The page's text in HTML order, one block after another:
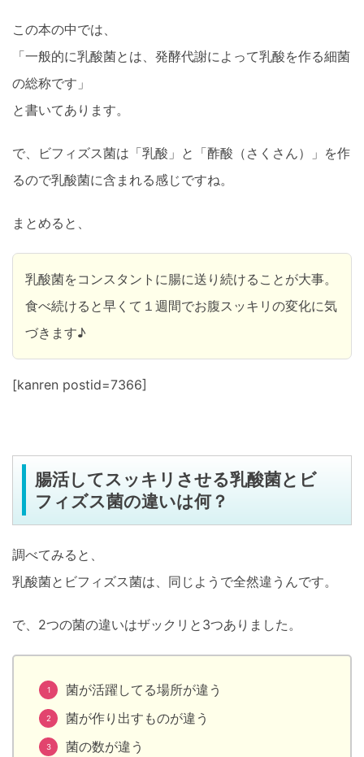
この本の中では、
「一般的に乳酸菌とは、発酵代謝によって乳酸を作る細菌
の総称です」
と書いてあります。
で、ビフィズス菌は「乳酸」と「酢酸（さくさん）」を作
るので乳酸菌に含まれる感じですね。
まとめると、
乳酸菌をコンスタントに腸に送り続けることが大事。
食べ続けると早くて１週間でお腹スッキリの変化に気
づきます♪
[kanren postid=7366]
腸活してスッキリさせる乳酸菌とビ
フィズス菌の違いは何？
調べてみると、
乳酸菌とビフィズス菌は、同じようで全然違うんです。
で、2つの菌の違いはザックリと3つありました。
菌が活躍してる場所が違う
菌が作り出すものが違う
菌の数が違う